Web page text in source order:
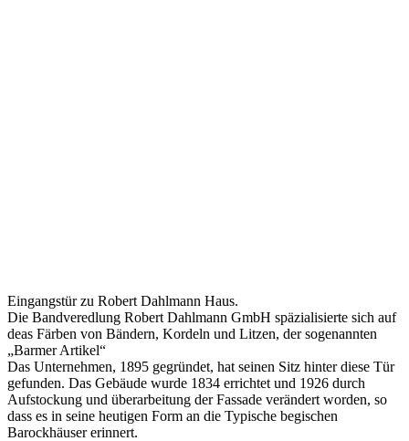
Eingangstür zu Robert Dahlmann Haus.
Die Bandveredlung Robert Dahlmann GmbH späzialisierte sich auf
deas Färben von Bändern, Kordeln und Litzen, der sogenannten
„Barmer Artikel“
Das Unternehmen, 1895 gegründet, hat seinen Sitz hinter diese Tür
gefunden. Das Gebäude wurde 1834 errichtet und 1926 durch
Aufstockung und überarbeitung der Fassade verändert worden, so
dass es in seine heutigen Form an die Typische begischen
Barockhäuser erinnert.